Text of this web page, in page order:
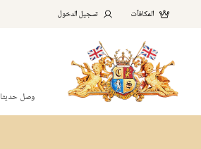
المكافآت تسجيل الدخول
وصل حديثا